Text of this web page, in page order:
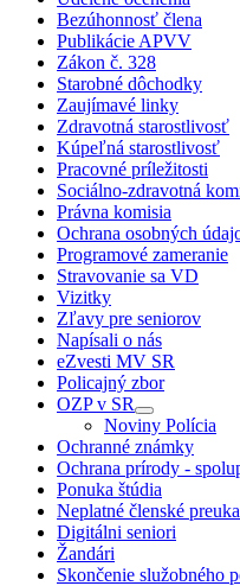
Bezúhonnosť člena
Publikácie APVV
Zákon č. 328
Starobné dôchodky
Zaujímavé linky
Zdravotná starostlivosť
Kúpeľná starostlivosť
Pracovné príležitosti
Sociálno-zdravotná
Právna komisia
Ochrana osobných
Programové zameranie
Stravovanie sa VD
Vizitky
Zľavy pre seniorov
Napísali o nás
eZvesti MV SR
Policajný zbor
OZP v SR
Noviny Polícia
Ochranné známky
Ochrana prírody -
Ponuka štúdia
Neplatné členské
Digitálni seniori
Žandári
Skončenie služobného